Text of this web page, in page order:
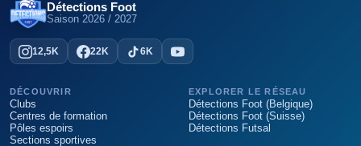
Détections Foot
Saison 2026 / 2027
12,5K 22K 6K
DÉCOUVRIR
Clubs
Centres de formation
Pôles espoirs
Sections sportives
EXPLORER LE RÉSEAU
Détections Foot (Belgique)
Détections Foot (Suisse)
Détections Futsal